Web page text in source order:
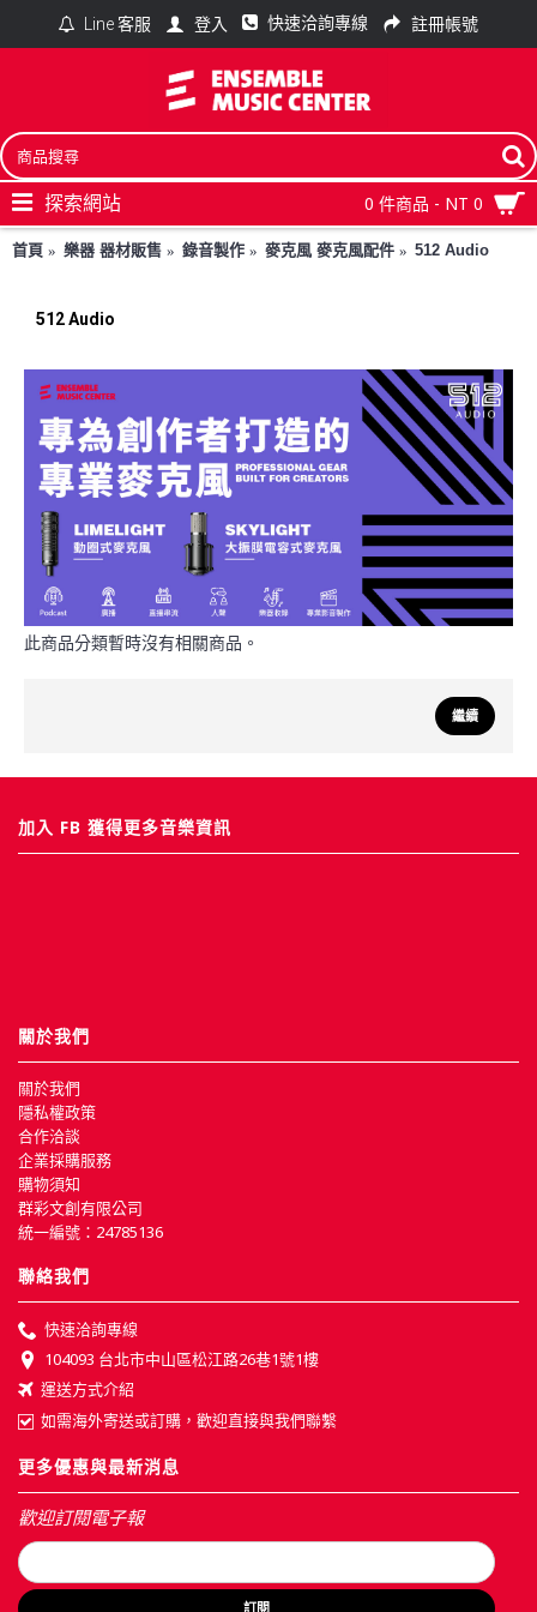
Line 客服 登入 快速洽詢專線 註冊帳號
0 件商品 - NT 0
探索網站
首頁 樂器 器材販售 錄音製作 麥克風 麥克風配件 512 Audio
512 Audio
此商品分類暫時沒有相關商品。
繼續
加入 FB 獲得更多音樂資訊
關於我們
關於我們
隱私權政策
合作洽談
企業採購服務
購物須知
群彩文創有限公司
統一編號：24785136
聯絡我們
快速洽詢專線
104093 台北市中山區松江路26巷1號1樓
運送方式介紹
如需海外寄送或訂購，歡迎直接與我們聯繫
更多優惠與最新消息
歡迎訂閱電子報
訂閱